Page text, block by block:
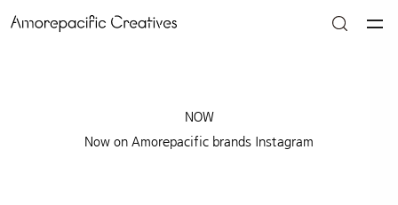
NOW
Now on Amorepacific brands Instagram